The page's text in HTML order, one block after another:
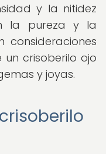
y la nitidez
la pureza y la
consideraciones
crisoberilo ojo
y joyas.